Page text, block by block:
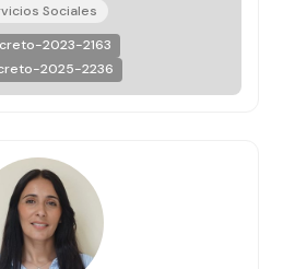
Sociales
2023-2163
2025-2236